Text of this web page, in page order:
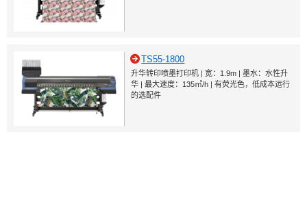
TS55-1800
升华转印喷墨打印机 | 宽：1.9m | 墨水：水性升
华 | 最大速度：135㎡/h | 有荧光色，低成本运行
的选配件